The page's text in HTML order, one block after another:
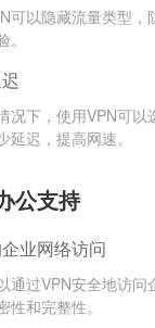
可以隐藏流量类型，
况下，使用VPN可以
延迟，提高网速。
公支持
业网络访问
通过VPN安全地访
性和完整性。